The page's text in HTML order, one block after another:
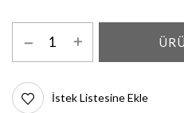
İstek Listesine Ekle